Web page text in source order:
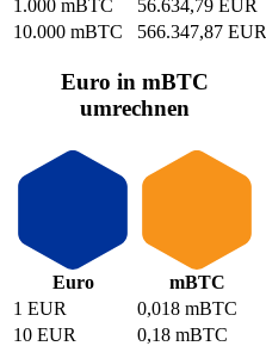
1.000 mBTC
56.634,79 EUR
10.000 mBTC
566.347,87 EUR
Euro in mBTC
umrechnen
Euro
mBTC
1 EUR
0,018 mBTC
10 EUR
0,18 mBTC